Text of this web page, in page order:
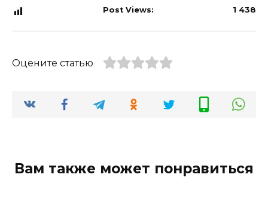
Post Views: 1 438
Оцените статью
Вам также может понравиться